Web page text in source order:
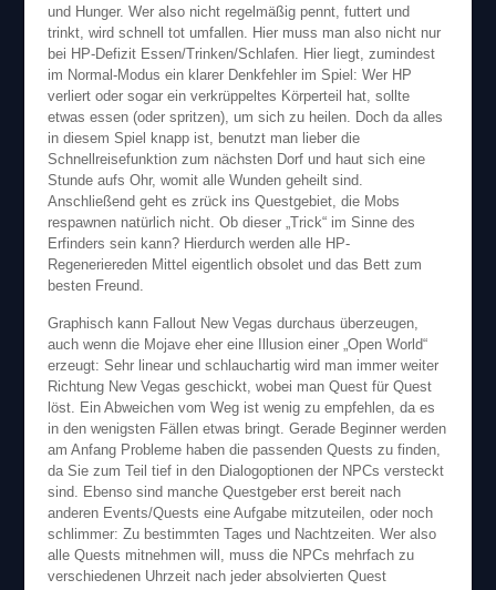
und Hunger. Wer also nicht regelmäßig pennt, futtert und
trinkt, wird schnell tot umfallen. Hier muss man also nicht nur
bei HP-Defizit Essen/Trinken/Schlafen. Hier liegt, zumindest
im Normal-Modus ein klarer Denkfehler im Spiel: Wer HP
verliert oder sogar ein verkrüppeltes Körperteil hat, sollte
etwas essen (oder spritzen), um sich zu heilen. Doch da alles
in diesem Spiel knapp ist, benutzt man lieber die
Schnellreisefunktion zum nächsten Dorf und haut sich eine
Stunde aufs Ohr, womit alle Wunden geheilt sind.
Anschließend geht es zrück ins Questgebiet, die Mobs
respawnen natürlich nicht. Ob dieser „Trick“ im Sinne des
Erfinders sein kann? Hierdurch werden alle HP-
Regeneriereden Mittel eigentlich obsolet und das Bett zum
besten Freund.
Graphisch kann Fallout New Vegas durchaus überzeugen,
auch wenn die Mojave eher eine Illusion einer „Open World“
erzeugt: Sehr linear und schlauchartig wird man immer weiter
Richtung New Vegas geschickt, wobei man Quest für Quest
löst. Ein Abweichen vom Weg ist wenig zu empfehlen, da es
in den wenigsten Fällen etwas bringt. Gerade Beginner werden
am Anfang Probleme haben die passenden Quests zu finden,
da Sie zum Teil tief in den Dialogoptionen der NPCs versteckt
sind. Ebenso sind manche Questgeber erst bereit nach
anderen Events/Quests eine Aufgabe mitzuteilen, oder noch
schlimmer: Zu bestimmten Tages und Nachtzeiten. Wer also
alle Quests mitnehmen will, muss die NPCs mehrfach zu
verschiedenen Uhrzeit nach jeder absolvierten Quest